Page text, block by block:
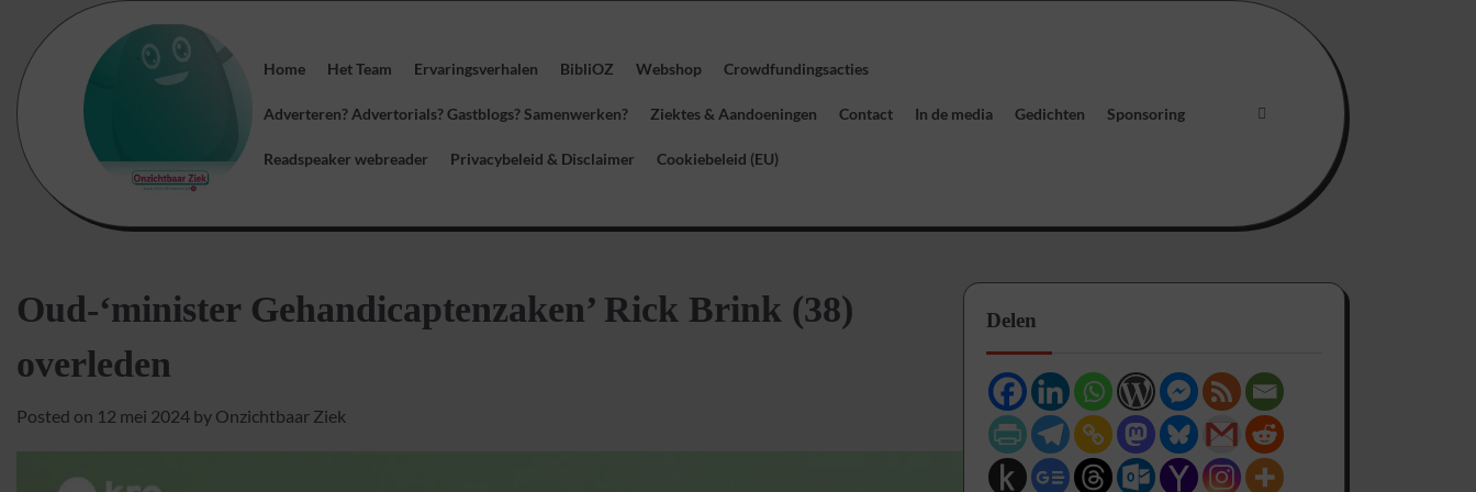
content
Home Het Team Ervaringsverhalen BibliOZ Webshop Crowdfundingsacties
Adverteren? Advertorials? Gastblogs? Samenwerken? Ziektes & Aandoeningen Contact In de media Gedichten Sponsoring
Readspeaker webreader Privacybeleid & Disclaimer Cookiebeleid (EU)
Oud-‘minister Gehandicaptenzaken’ Rick Brink (38)
overleden
Posted on 12 mei 2024 by Onzichtbaar Ziek
Delen